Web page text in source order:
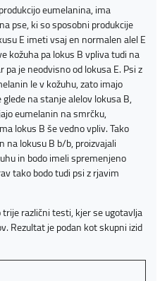
eumelanina, ima
pse, ki so sposobni produkcije
E imeti vsaj en normalen alel E
kožuha pa lokus B vpliva tudi na
je neodvisno od lokusa E. Psi z
le v kožuhu, zato imajo
na stanje alelov lokusa B,
eumelanin na smrčku,
lokus B še vedno vpliv. Tako
na lokusu B b/b, proizvajali
in bodo imeli spremenjeno
tako bodo tudi psi z rjavim
različni testi, kjer se ugotavlja
Rezultat je podan kot skupni izid